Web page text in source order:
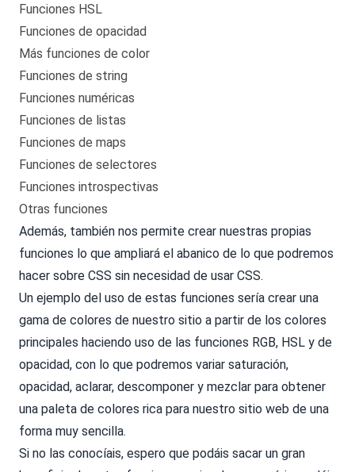
Funciones HSL
Funciones de opacidad
Más funciones de color
Funciones de string
Funciones numéricas
Funciones de listas
Funciones de maps
Funciones de selectores
Funciones introspectivas
Otras funciones
Además, también nos permite crear nuestras propias
funciones lo que ampliará el abanico de lo que podremos
hacer sobre CSS sin necesidad de usar CSS.
Un ejemplo del uso de estas funciones sería crear una
gama de colores de nuestro sitio a partir de los colores
principales haciendo uso de las funciones RGB, HSL y de
opacidad, con lo que podremos variar saturación,
opacidad, aclarar, descomponer y mezclar para obtener
una paleta de colores rica para nuestro sitio web de una
forma muy sencilla.
Si no las conocíais, espero que podáis sacar un gran